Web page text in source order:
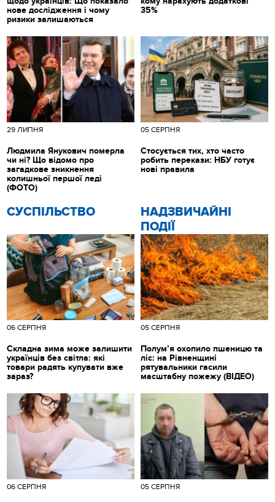
нове дослідження і чому
ризики залишаються
35%
CУСПІЛЬСТВО
06 СЕРПНЯ
Складна зима може залишити
українців без світла: які
товари радять купувати вже
зараз?
НАДЗВИЧАЙНІ
ПОДІЇ
05 СЕРПНЯ
Полум’я охопило пшеницю та
ліс: на Рівненщині
рятувальники гасили
масштабну пожежу (ВІДЕО)
29 ЛИПНЯ
Людмила Янукович померла
чи ні? Що відомо про
загадкове зникнення
колишньої першої леді
(ФОТО)
05 СЕРПНЯ
Стосується тих, хто часто
робить перекази: НБУ готує
нові правила
06 СЕРПНЯ 05 СЕРПНЯ